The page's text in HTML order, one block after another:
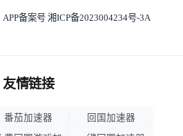
APP备案号 湘ICP备2023004234号-3A
友情链接
番茄加速器
回国加速器